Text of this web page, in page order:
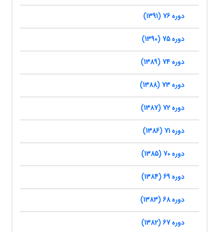
دوره 76 (1391)
دوره 75 (1390)
دوره 74 (1389)
دوره 73 (1388)
دوره 72 (1387)
دوره 71 (1386)
دوره 70 (1385)
دوره 69 (1384)
دوره 68 (1383)
دوره 67 (1382)